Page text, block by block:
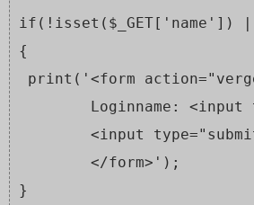
if(!isset($_GET['name']) ||
{
print('<form
Loginname: <input
<input type="submit"
</form>');
}